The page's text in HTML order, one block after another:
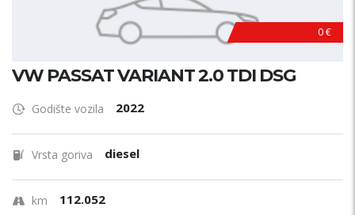
0 €
VW PASSAT VARIANT 2.0 TDI DSG
Godište vozila 2022
Vrsta goriva diesel
km 112.052